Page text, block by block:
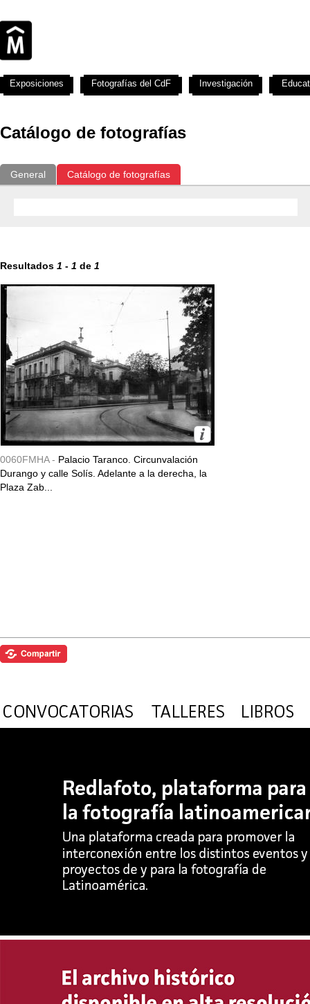
Catálogo de fotografías
General Catálogo de fotografías
Resultados 1 - 1 de 1
0060FMHA - Palacio Taranco. Circunvalación
Durango y calle Solís. Adelante a la derecha, la
Plaza Zab...
Exposiciones Fotografías del CdF Investigación